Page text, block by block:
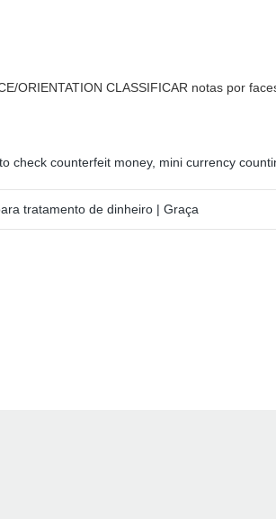
ORIENTATION CLASSIFICAR notas por
check counterfeit money, mini currency
tratamento de dinheiro | Graça